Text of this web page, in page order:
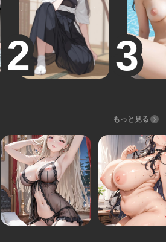
もっと見る